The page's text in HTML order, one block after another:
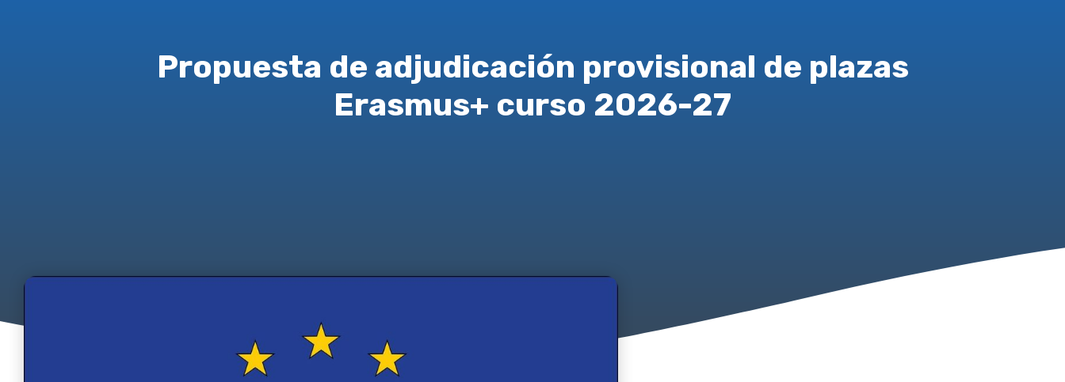
Propuesta de adjudicación provisional de plazas
Erasmus+ curso 2026-27